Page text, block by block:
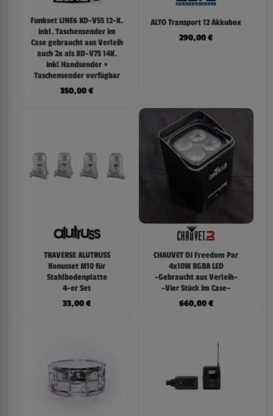
Funkset LINE6 XD-V55 12-K.
inkl. Taschensender im
Case gebraucht aus Verleih
auch 2x als XD-V75 14K.
inkl Handsender +
Taschensender verfügbar
350,00€
ALTO Transport 12 Akkubox
290,00€
TRAVERSE ALUTRUSS
Konusset M10 für
Stahlbodenplatte
4-er Set
33,00€
CHAUVET DJ Freedom Par
4x10W RGBA LED
-Gebraucht aus Verleih-
-Vier Stück im Case-
660,00€